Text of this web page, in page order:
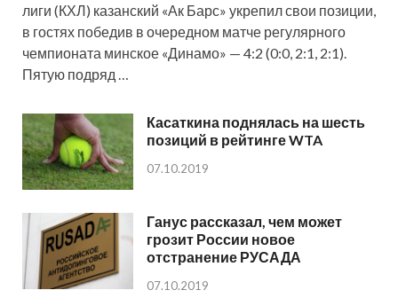
лиги (КХЛ) казанский «Ак Барс» укрепил свои позиции,
в гостях победив в очередном матче регулярного
чемпионата минское «Динамо» — 4:2 (0:0, 2:1, 2:1).
Пятую подряд …
Касаткина поднялась на шесть
позиций в рейтинге WTA
07.10.2019
Ганус рассказал, чем может
грозит России новое
отстранение РУСАДА
07.10.2019